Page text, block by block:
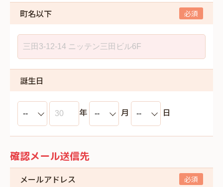
町名以下
誕生日
年 月 日
確認メール送信先
メールアドレス